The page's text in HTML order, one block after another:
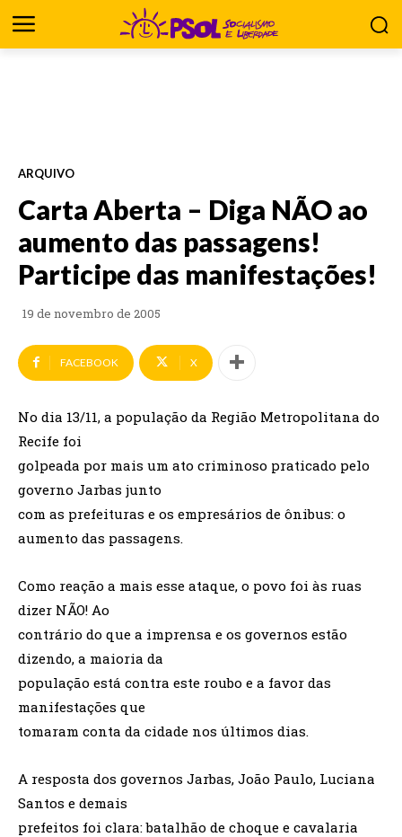
ARQUIVO
Carta Aberta – Diga NÃO ao
aumento das passagens!
Participe das manifestações!
19 de novembro de 2005
FACEBOOK X
No dia 13/11, a população da Região Metropolitana do
Recife foi
golpeada por mais um ato criminoso praticado pelo
governo Jarbas junto
com as prefeituras e os empresários de ônibus: o
aumento das passagens.
Como reação a mais esse ataque, o povo foi às ruas
dizer NÃO! Ao
contrário do que a imprensa e os governos estão
dizendo, a maioria da
população está contra este roubo e a favor das
manifestações que
tomaram conta da cidade nos últimos dias.
A resposta dos governos Jarbas, João Paulo, Luciana
Santos e demais
prefeitos foi clara: batalhão de choque e cavalaria